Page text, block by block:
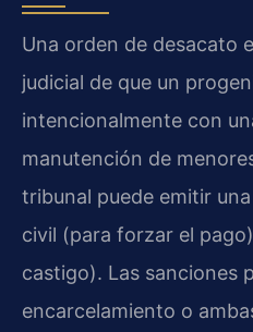
Una orden de desacato
judicial de que un
intencionalmente con
manutención de
tribunal puede emitir
civil (para forzar el
castigo). Las sanciones
encarcelamiento o